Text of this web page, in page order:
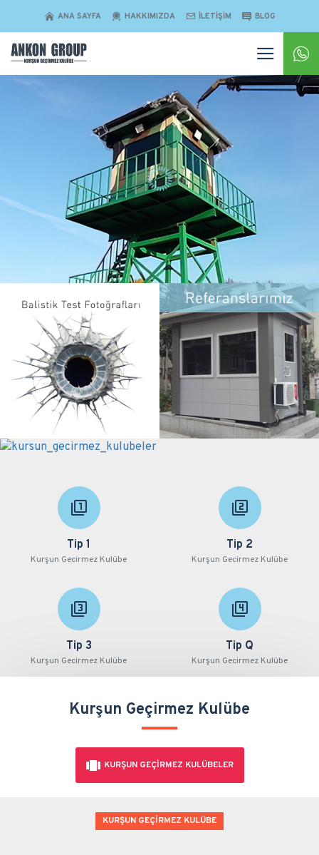
ANA SAYFA HAKKIMIZDA İLETIŞIM BLOG
Tip 1
Kurşun Gecirmez Kulübe
Tip 2
Kurşun Gecirmez Kulübe
Tip 3
Kurşun Gecirmez Kulübe
Tip Q
Kurşun Gecirmez Kulübe
Kurşun Geçirmez Kulübe
KURŞUN GEÇIRMEZ KULÜBELER
KURŞUN GEÇIRMEZ KULÜBE